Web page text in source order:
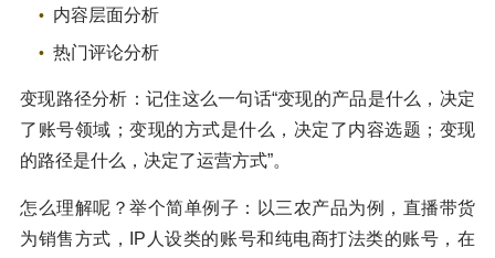
内容层面分析
热门评论分析
变现路径分析：记住这么一句话“变现的产品是什么，决定
了账号领域；变现的方式是什么，决定了内容选题；变现
的路径是什么，决定了运营方式”。
怎么理解呢？举个简单例子：以三农产品为例，直播带货
为销售方式，IP人设类的账号和纯电商打法类的账号，在